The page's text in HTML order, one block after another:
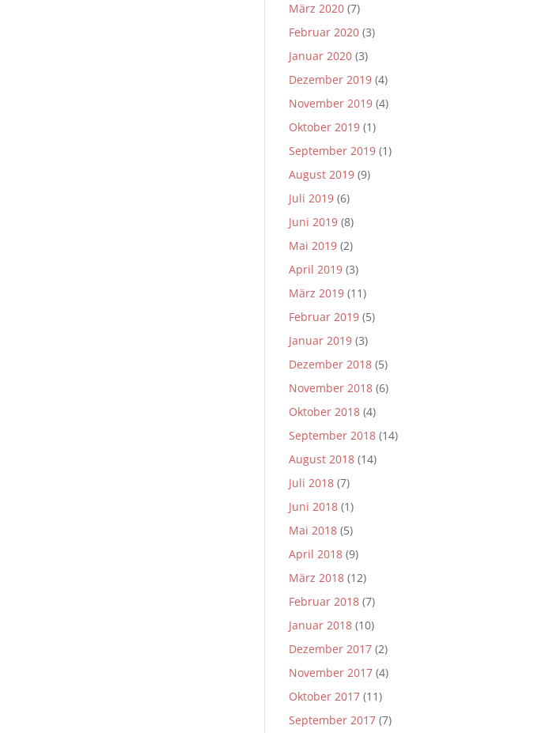
März 2020 (7)
Februar 2020 (3)
Januar 2020 (3)
Dezember 2019 (4)
November 2019 (4)
Oktober 2019 (1)
September 2019 (1)
August 2019 (9)
Juli 2019 (6)
Juni 2019 (8)
Mai 2019 (2)
April 2019 (3)
März 2019 (11)
Februar 2019 (5)
Januar 2019 (3)
Dezember 2018 (5)
November 2018 (6)
Oktober 2018 (4)
September 2018 (14)
August 2018 (14)
Juli 2018 (7)
Juni 2018 (1)
Mai 2018 (5)
April 2018 (9)
März 2018 (12)
Februar 2018 (7)
Januar 2018 (10)
Dezember 2017 (2)
November 2017 (4)
Oktober 2017 (11)
September 2017 (7)